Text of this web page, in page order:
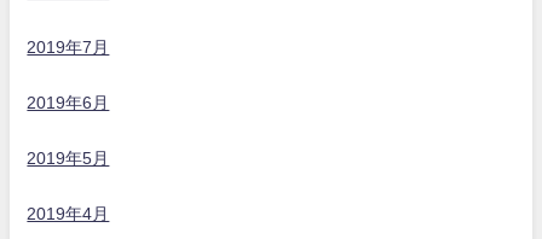
2019年7月
2019年6月
2019年5月
2019年4月